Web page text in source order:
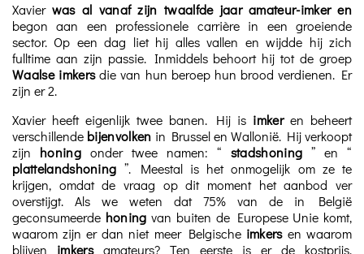
Xavier was al vanaf zijn twaalfde jaar amateur-imker en
begon aan een professionele carrière in een groeiende
sector. Op een dag liet hij alles vallen en wijdde hij zich
fulltime aan zijn passie. Inmiddels behoort hij tot de groep
Waalse imkersdie van hun beroep hun brood verdienen. Er
zijn er 2.
Xavier heeft eigenlijk twee banen. Hij is imkeren beheert
verschillende bijenvolken in Brussel en Wallonië. Hij verkoopt
zijn honingonder twee namen: “ stadshoning ” en “
plattelandshoning ”. Meestal is het onmogelijk om ze te
krijgen, omdat de vraag op dit moment het aanbod ver
overstijgt. Als we weten dat 75% van de in België
geconsumeerde honing van buiten de Europese Unie komt,
waarom zijn er dan niet meer Belgische imkersen waarom
blijven imkersamateurs? Ten eerste is er de kostprijs.